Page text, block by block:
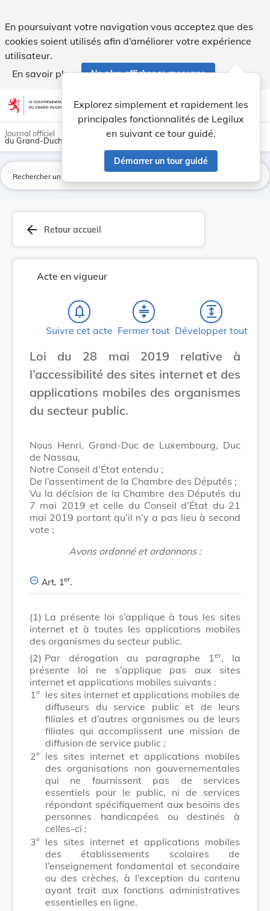
En poursuivant votre navigation vous acceptez que des
cookies soient utilisés afin d’améliorer votre expérience
utilisateur.
En savoir plus
Ne plus afficher ce message
Aller au contenu account_circle help Aide
Explorez simplement et rapidement les
principales fonctionnalités de Legilux
en suivant ce tour guidé.
Démarrer un tour guidé
light_mode dark_mode
Journal officiel
du Grand-Duché de Luxembourg
arrow_back Retour accueil
Acte en vigueur
notifications_none
Suivre cet acte
compress
Fermer tout
expand
Développer tout
Loi du 28 mai 2019 relative à
l’accessibilité des sites internet et des
applications mobiles des organismes
du secteur public.
Nous Henri, Grand-Duc de Luxembourg, Duc
de Nassau,
Notre Conseil d’État entendu ;
De l’assentiment de la Chambre des Députés ;
Vu la décision de la Chambre des Députés du
7 mai 2019 et celle du Conseil d’État du 21
mai 2019 portant qu’il n’y a pas lieu à second
vote ;
Avons ordonné et ordonnons :
Art. 1er.
(1) La présente loi s’applique à tous les sites
internet et à toutes les applications mobiles
des organismes du secteur public.
(2) Par dérogation au paragraphe 1er, la
présente loi ne s’applique pas aux sites
internet et applications mobiles suivants :
1° les sites internet et applications mobiles de
diffuseurs du service public et de leurs
filiales et d’autres organismes ou de leurs
filiales qui accomplissent une mission de
diffusion de service public ;
2° les sites internet et applications mobiles
des organisations non gouvernementales
qui ne fournissent pas de services
essentiels pour le public, ni de services
répondant spécifiquement aux besoins des
personnes handicapées ou destinés à
celles-ci ;
3° les sites internet et applications mobiles
des établissements scolaires de
l’enseignement fondamental et secondaire
ou des crèches, à l’exception du contenu
ayant trait aux fonctions administratives
essentielles en ligne.